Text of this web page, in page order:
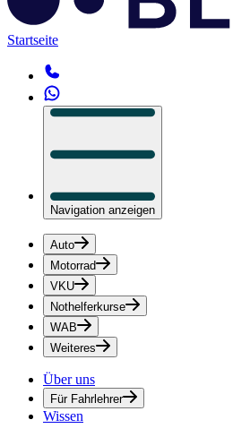
Startseite
Navigation anzeigen
Auto
Motorrad
VKU
Nothelferkurse
WAB
Weiteres
Über uns
Für Fahrlehrer
Wissen